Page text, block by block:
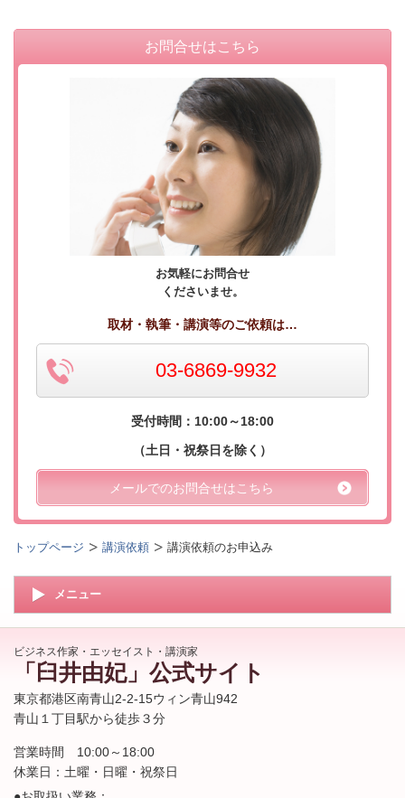
お問合せはこちら
お気軽にお問合せ
くださいませ。
取材・執筆・講演等のご依頼は…
03-6869-9932
受付時間：10:00～18:00
（土日・祝祭日を除く）
メールでのお問合せはこちら
トップページ 講演依頼 講演依頼のお申込み
メニュー
ビジネス作家・エッセイスト・講演家
「臼井由妃」公式サイト
東京都港区南青山2-2-15ウィン青山942
青山１丁目駅から徒歩３分
営業時間 10:00～18:00
休業日：土曜・日曜・祝祭日